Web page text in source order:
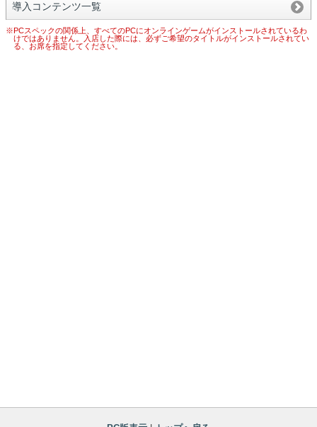
導入コンテンツ一覧
※PCスペックの関係上、すべてのPCにオンラインゲームがインストールされているわ
けではありません。入店した際には、必ずご希望のタイトルがインストールされてい
る、お席を指定してください。